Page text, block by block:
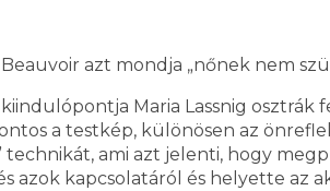
azt mondja „nőnek nem
Maria Lassnig osztrák
a testkép, különösen az
technikát, ami azt jelenti, hogy
azok kapcsolatáról és helyette az